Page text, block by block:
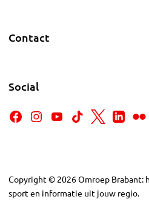
Contact
Social
Copyright © 2026Omroep Brabant:
sport en informatie uit jouw regio.